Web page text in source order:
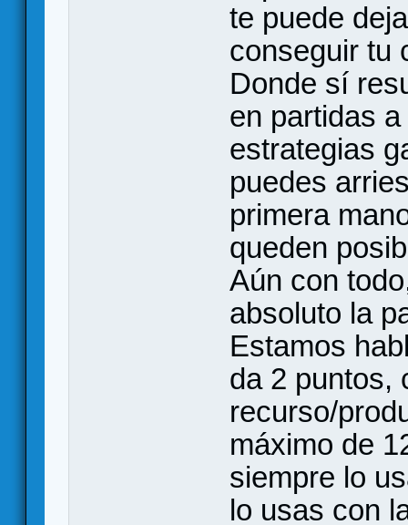
te puede
conseguir tu
Donde sí
en partidas
estrategias
puedes
primera
queden
Aún con
absoluto la
Estamos
da 2 puntos,
recurso/
máximo de
siempre lo
lo usas con